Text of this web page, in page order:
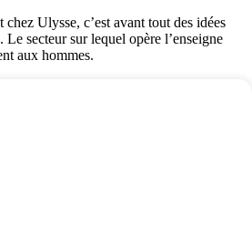
chez Ulysse, c’est avant tout des idées
Le secteur sur lequel opère l’enseigne
aux hommes.